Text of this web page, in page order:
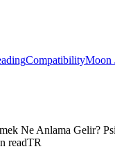
CompatibilityMoon
Ne Anlama Gelir?
readTR